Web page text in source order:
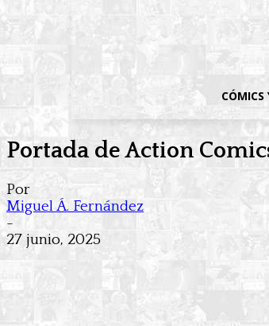
CÓMICS
Portada de Action
Por
Miguel Á. Fernández
-
27 junio, 2025